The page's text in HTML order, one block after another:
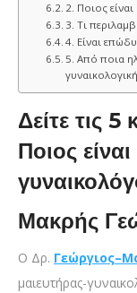
2. Ποιος
3. Τι
4. Είναι
5. Από ποια
Δείτε τις 5
Ποιος
Μακρής
Ο Δρ.
μαιευτήρας-